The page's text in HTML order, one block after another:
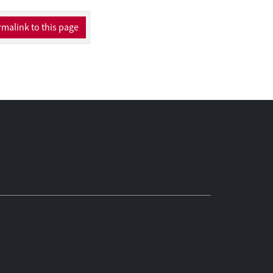
en
hebben. De
van de nu
to this page